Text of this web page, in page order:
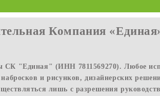
Компания
СК "Единая" (ИНН 7811569270). Любое
и рисунков, дизайнерских
лишь с разрешения